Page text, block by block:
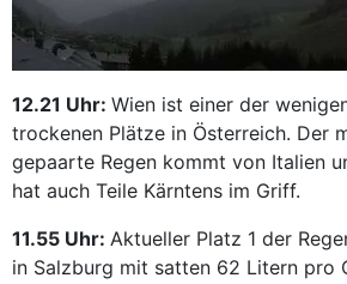
12.21 Uhr: Wien ist einer der
trockenen Plätze in Österreich. Der
gepaarte Regen kommt von Italien
hat auch Teile Kärntens im Griff.
11.55 Uhr: Aktueller Platz 1 der
in Salzburg mit satten 62 Litern pro